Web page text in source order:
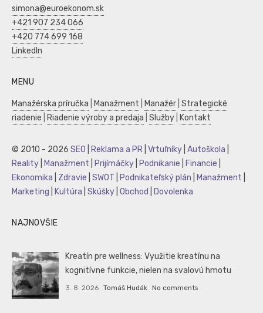
simona@euroekonom.sk
+421 907 234 066
+420 774 699 168
LinkedIn
MENU
Manažérska príručka Manažment Manažér Strategické
riadenie
Riadenie výroby a predaja Služby Kontakt
© 2010 - 2026 SEO Reklama a PR Vrtuľníky Autoškola
Reality
Manažment Prijímáčky Podnikanie Financie
Ekonomika
Zdravie SWOT Podnikateľský plán Manažment
Marketing
Kultúra Skúšky Obchod Dovolenka
NAJNOVŠIE
Kreatín pre wellness: Využitie kreatínu na
kognitívne funkcie, nielen na svalovú hmotu
3. 8. 2026 Tomáš Hudák No comments